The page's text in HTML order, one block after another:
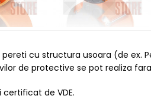
pereti cu structura usoara (de ex.
de protective se pot realiza
certificat de VDE.